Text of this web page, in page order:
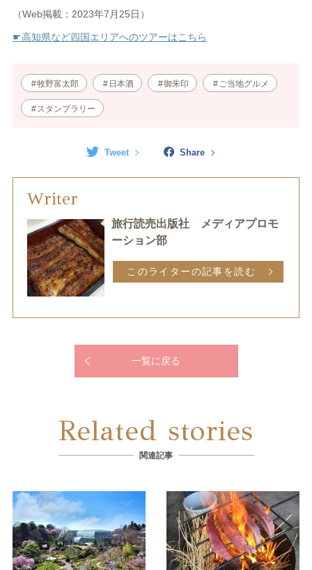
（Web掲載：2023年7月25日）
☛高知県など四国エリアへのツアーはこちら
牧野富太郎 日本酒 御朱印 ご当地グルメ
スタンプラリー
Tweet Share
Writer
旅行読売出版社 メディアプロモ
ーション部
このライターの記事を読む
一覧に戻る
Related stories
関連記事